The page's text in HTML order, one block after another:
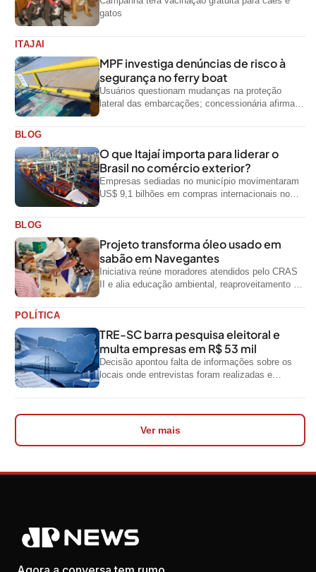
gatos
ITAJAI
MPF investiga denúncias de risco à
segurança no ferry boat
Usuários questionam mudanças na proteção
lateral das embarcações; concessionária afirma
BLOG
O que Itajaí importa para liderar o
Brasil no comércio exterior?
Empresas sediadas no município movimentaram
US$ 9,1 bilhões em compras internacionais no
BLOG
Projeto transforma óleo usado em
sabão em Navegantes
Iniciativa reúne moradores atendidos pelo CRAS
II e alia educação ambiental, reaproveitamento de
POLÍTICA
TRE-SC barra pesquisa eleitoral e
multa empresas em R$ 53 mil
Decisão apontou falta de informações sobre os
locais onde entrevistas foram realizadas e
Ver mais